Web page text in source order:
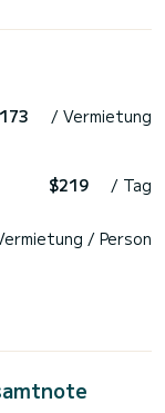
/ Vermietung
$219 / Tag
/ Person